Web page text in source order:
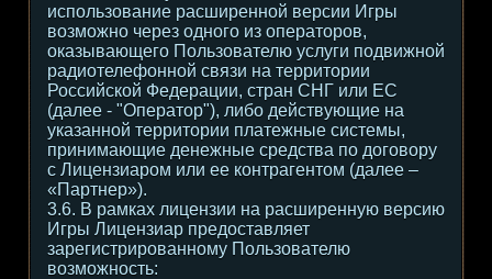
использование расширенной версии Игры
возможно через одного из операторов,
оказывающего Пользователю услуги подвижной
радиотелефонной связи на территории
Российской Федерации, стран СНГ или ЕС
(далее - "Оператор"), либо действующие на
указанной территории платежные системы,
принимающие денежные средства по договору
с Лицензиаром или ее контрагентом (далее –
«Партнер»).
3.6. В рамках лицензии на расширенную версию
Игры Лицензиар предоставляет
зарегистрированному Пользователю
возможность: